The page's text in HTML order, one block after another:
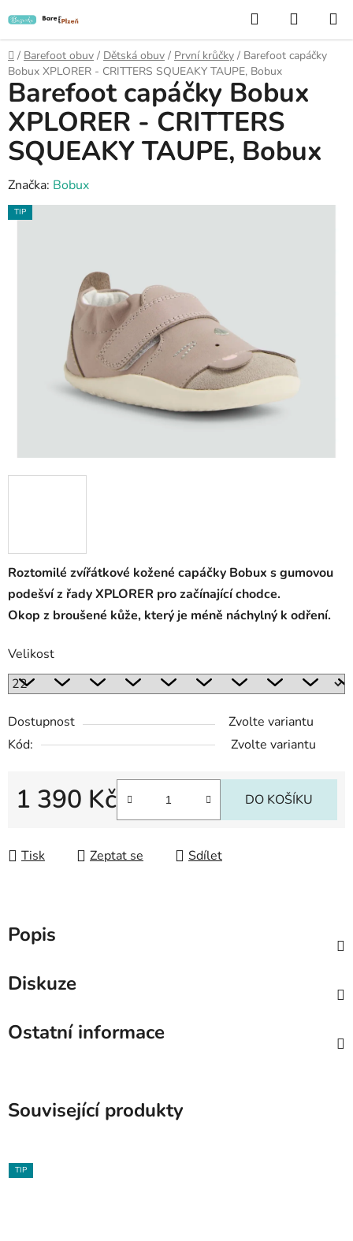
na
obsah
Hledat
KOŠÍK
Domů
/ Barefoot obuv / Dětská obuv / První krůčky / Barefoot capáčky
Bobux XPLORER - CRITTERS SQUEAKY TAUPE, Bobux
Roztomilé zvířátkové kožené capáčky Bobux s gumovou
podešví z řady XPLORER pro začínající chodce.
Okop z broušené kůže, který je méně náchylný k odření.
Velikost
Dostupnost
Zvolte variantu
Kód:
Zvolte variantu
1 390 Kč DO KOŠÍKU
Tisk Zeptat se Sdílet
Barefoot capáčky Bobux
XPLORER - CRITTERS
SQUEAKY TAUPE, Bobux
Značka: Bobux
TIP
Popis
Diskuze
Ostatní informace
Související produkty
TIP